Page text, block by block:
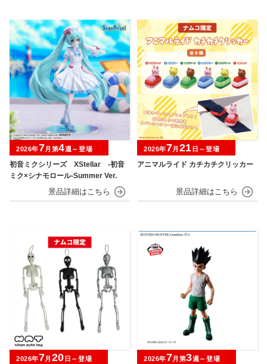
初音ミクシリーズ XStellar ‐初音
ミク×シナモロール‐Summer Ver.
2026年7月第4週～登場
アニマルライド カチカチクリッカー
2026年7月 21 日～登場
2026年7月 20 日～登場 2026年7月第3週～登場